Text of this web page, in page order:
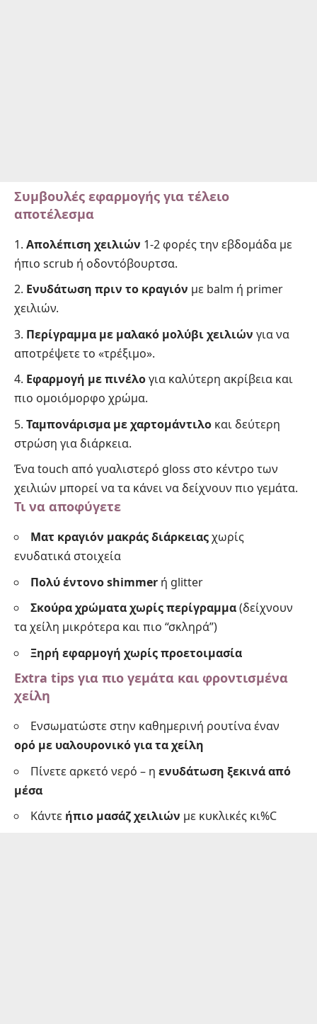
Συμβουλές εφαρμογής για τέλειο
αποτέλεσμα
Απολέπιση χειλιών 1-2 φορές την εβδομάδα με
ήπιο scrub ή οδοντόβουρτσα.
Ενυδάτωση πριν το κραγιόν με balm ή primer
χειλιών.
Περίγραμμα με μαλακό μολύβι χειλιών για να
αποτρέψετε το «τρέξιμο».
Εφαρμογή με πινέλογια καλύτερη ακρίβεια και
πιο ομοιόμορφο χρώμα.
Ταμπονάρισμα με χαρτομάντιλο και δεύτερη
στρώση για διάρκεια.
Ένα touch από γυαλιστερό gloss στο κέντρο των
χειλιών μπορεί να τα κάνει να δείχνουν πιο γεμάτα.
Τι να αποφύγετε
Ματ κραγιόν μακράς διάρκειαςχωρίς
ενυδατικά στοιχεία
Πολύ έντονο shimmer ή glitter
Σκούρα χρώματα χωρίς περίγραμμα(δείχνουν
τα χείλη μικρότερα και πιο “σκληρά”)
Ξηρή εφαρμογή χωρίς προετοιμασία
Extra tips για πιο γεμάτα και φροντισμένα
χείλη
Ενσωματώστε στην καθημερινή ρουτίνα έναν
ορό με υαλουρονικό για τα χείλη
Πίνετε αρκετό νερό – η ενυδάτωση ξεκινά από
μέσα
Κάντε ήπιο μασάζ χειλιών με κυκλικές κι%C